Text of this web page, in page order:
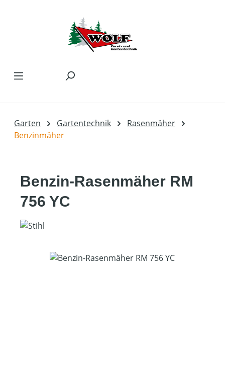
Garten Gartentechnik
Rasenmäher
Benzinmäher
Benzin-Rasenmäher RM
756 YC
Bildergalerie überspringen